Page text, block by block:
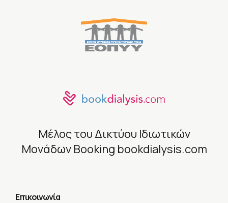
Μέλος του Δικτύου Ιδιωτικών
Μονάδων Booking bookdialysis.com
Επικοινωνία